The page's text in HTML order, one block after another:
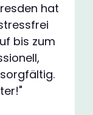
hat
bis zum